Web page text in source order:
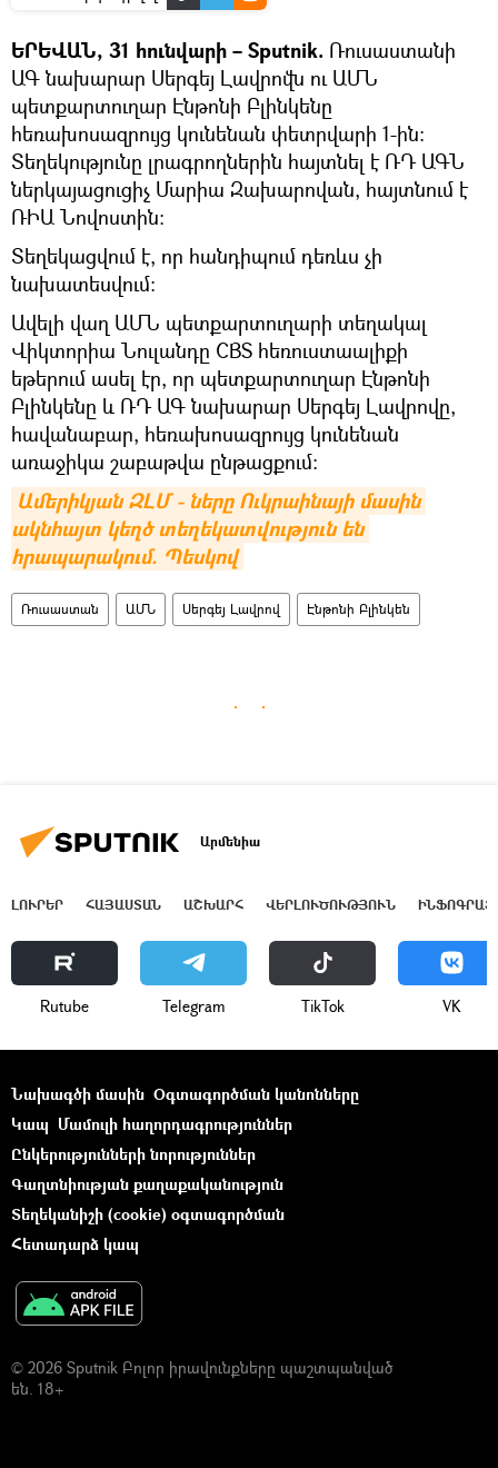
ԵՐԵՎԱՆ, 31 հունվարի – Sputnik. Ռուսաստանի
ԱԳ նախարար Սերգեյ Լավրովն ու ԱՄՆ
պետքարտուղար Էնթոնի Բլինկենը
հեռախոսազրույց կունենան փետրվարի 1-ին։
Տեղեկությունը լրագրողներին հայտնել է ՌԴ ԱԳՆ
ներկայացուցիչ Մարիա Զախարովան, հայտնում է
ՌԻԱ Նովոստին։
Տեղեկացվում է, որ հանդիպում դեռևս չի
նախատեսվում։
Ավելի վաղ ԱՄՆ պետքարտուղարի տեղակալ
Վիկտորիա Նուլանդը CBS հեռուստաալիքի
եթերում ասել էր, որ պետքարտուղար Էնթոնի
Բլինկենը և ՌԴ ԱԳ նախարար Սերգեյ Լավրովը,
հավանաբար, հեռախոսազրույց կունենան
առաջիկա շաբաթվա ընթացքում։
Ամերիկյան ԶԼՄ - ները Ուկրաինայի մասին
ակնհայտ կեղծ տեղեկատվություն են
հրապարակում. Պեսկով
Ռուսաստան ԱՄՆ Սերգեյ Լավրով Էնթոնի Բլինկեն
Արմենիա
ԼՈՒՐԵՐ ՀԱՅԱՍՏԱՆ ԱՇԽԱՐՀ ՎԵՐԼՈՒԾՈՒԹՅՈՒՆ
Rutube Telegram ТikТоk VK
Նախագծի մասին Օգտագործման կանոնները
Կապ Մամուլի հաղորդագրություններ
Ընկերությունների նորություններ
Գաղտնիության քաղաքականություն
Տեղեկանիշի (cookie) օգտագործման
Հետադարձ կապ
© 2026 Sputnik Բոլոր իրավունքները պաշտպանված
են. 18+